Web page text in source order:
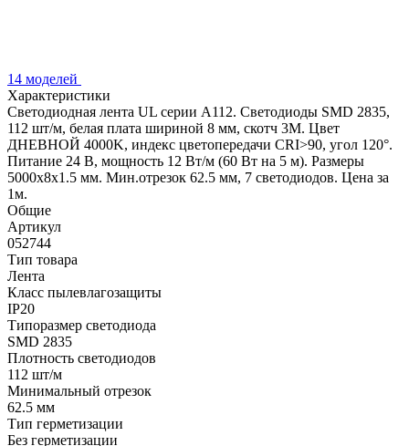
14 моделей
Характеристики
Светодиодная лента UL серии A112. Светодиоды SMD 2835,
112 шт/м, белая плата шириной 8 мм, скотч 3M. Цвет
ДНЕВНОЙ 4000K, индекс цветопередачи CRI>90, угол 120°.
Питание 24 В, мощность 12 Вт/м (60 Вт на 5 м). Размеры
5000x8x1.5 мм. Мин.отрезок 62.5 мм, 7 светодиодов. Цена за
1м.
Общие
Артикул
052744
Тип товара
Лента
Класс пылевлагозащиты
IP20
Типоразмер светодиода
SMD 2835
Плотность светодиодов
112 шт/м
Минимальный отрезок
62.5 мм
Тип герметизации
Без герметизации